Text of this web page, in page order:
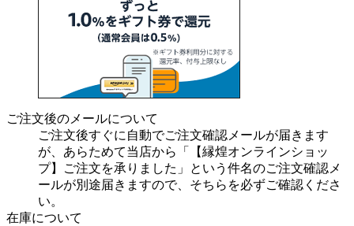
ご注文後のメールについて
ご注文後すぐに自動でご注文確認メールが届きます
が、あらためて当店から「【縁煌オンラインショッ
プ】ご注文を承りました」という件名のご注文確認メ
ールが別途届きますので、そちらを必ずご確認くださ
い。
在庫について